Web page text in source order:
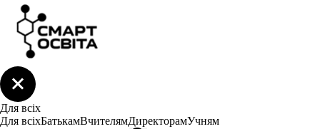
Для всіх
Для всіхБатькамВчителямДиректорамУчням